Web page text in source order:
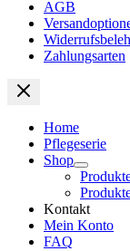
AGB
Zahlungsarten
Home
Pflegeserie
Shop
Kontakt
Mein Konto
FAQ